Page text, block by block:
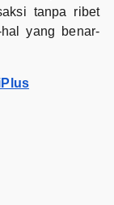
tanpa ribet
yang benar-